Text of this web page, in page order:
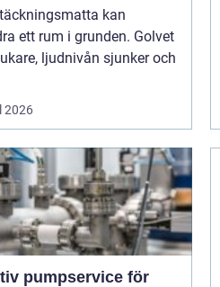
kan
ett rum i grunden. Golvet
ljudnivån sjunker och
2026
pumpservice för